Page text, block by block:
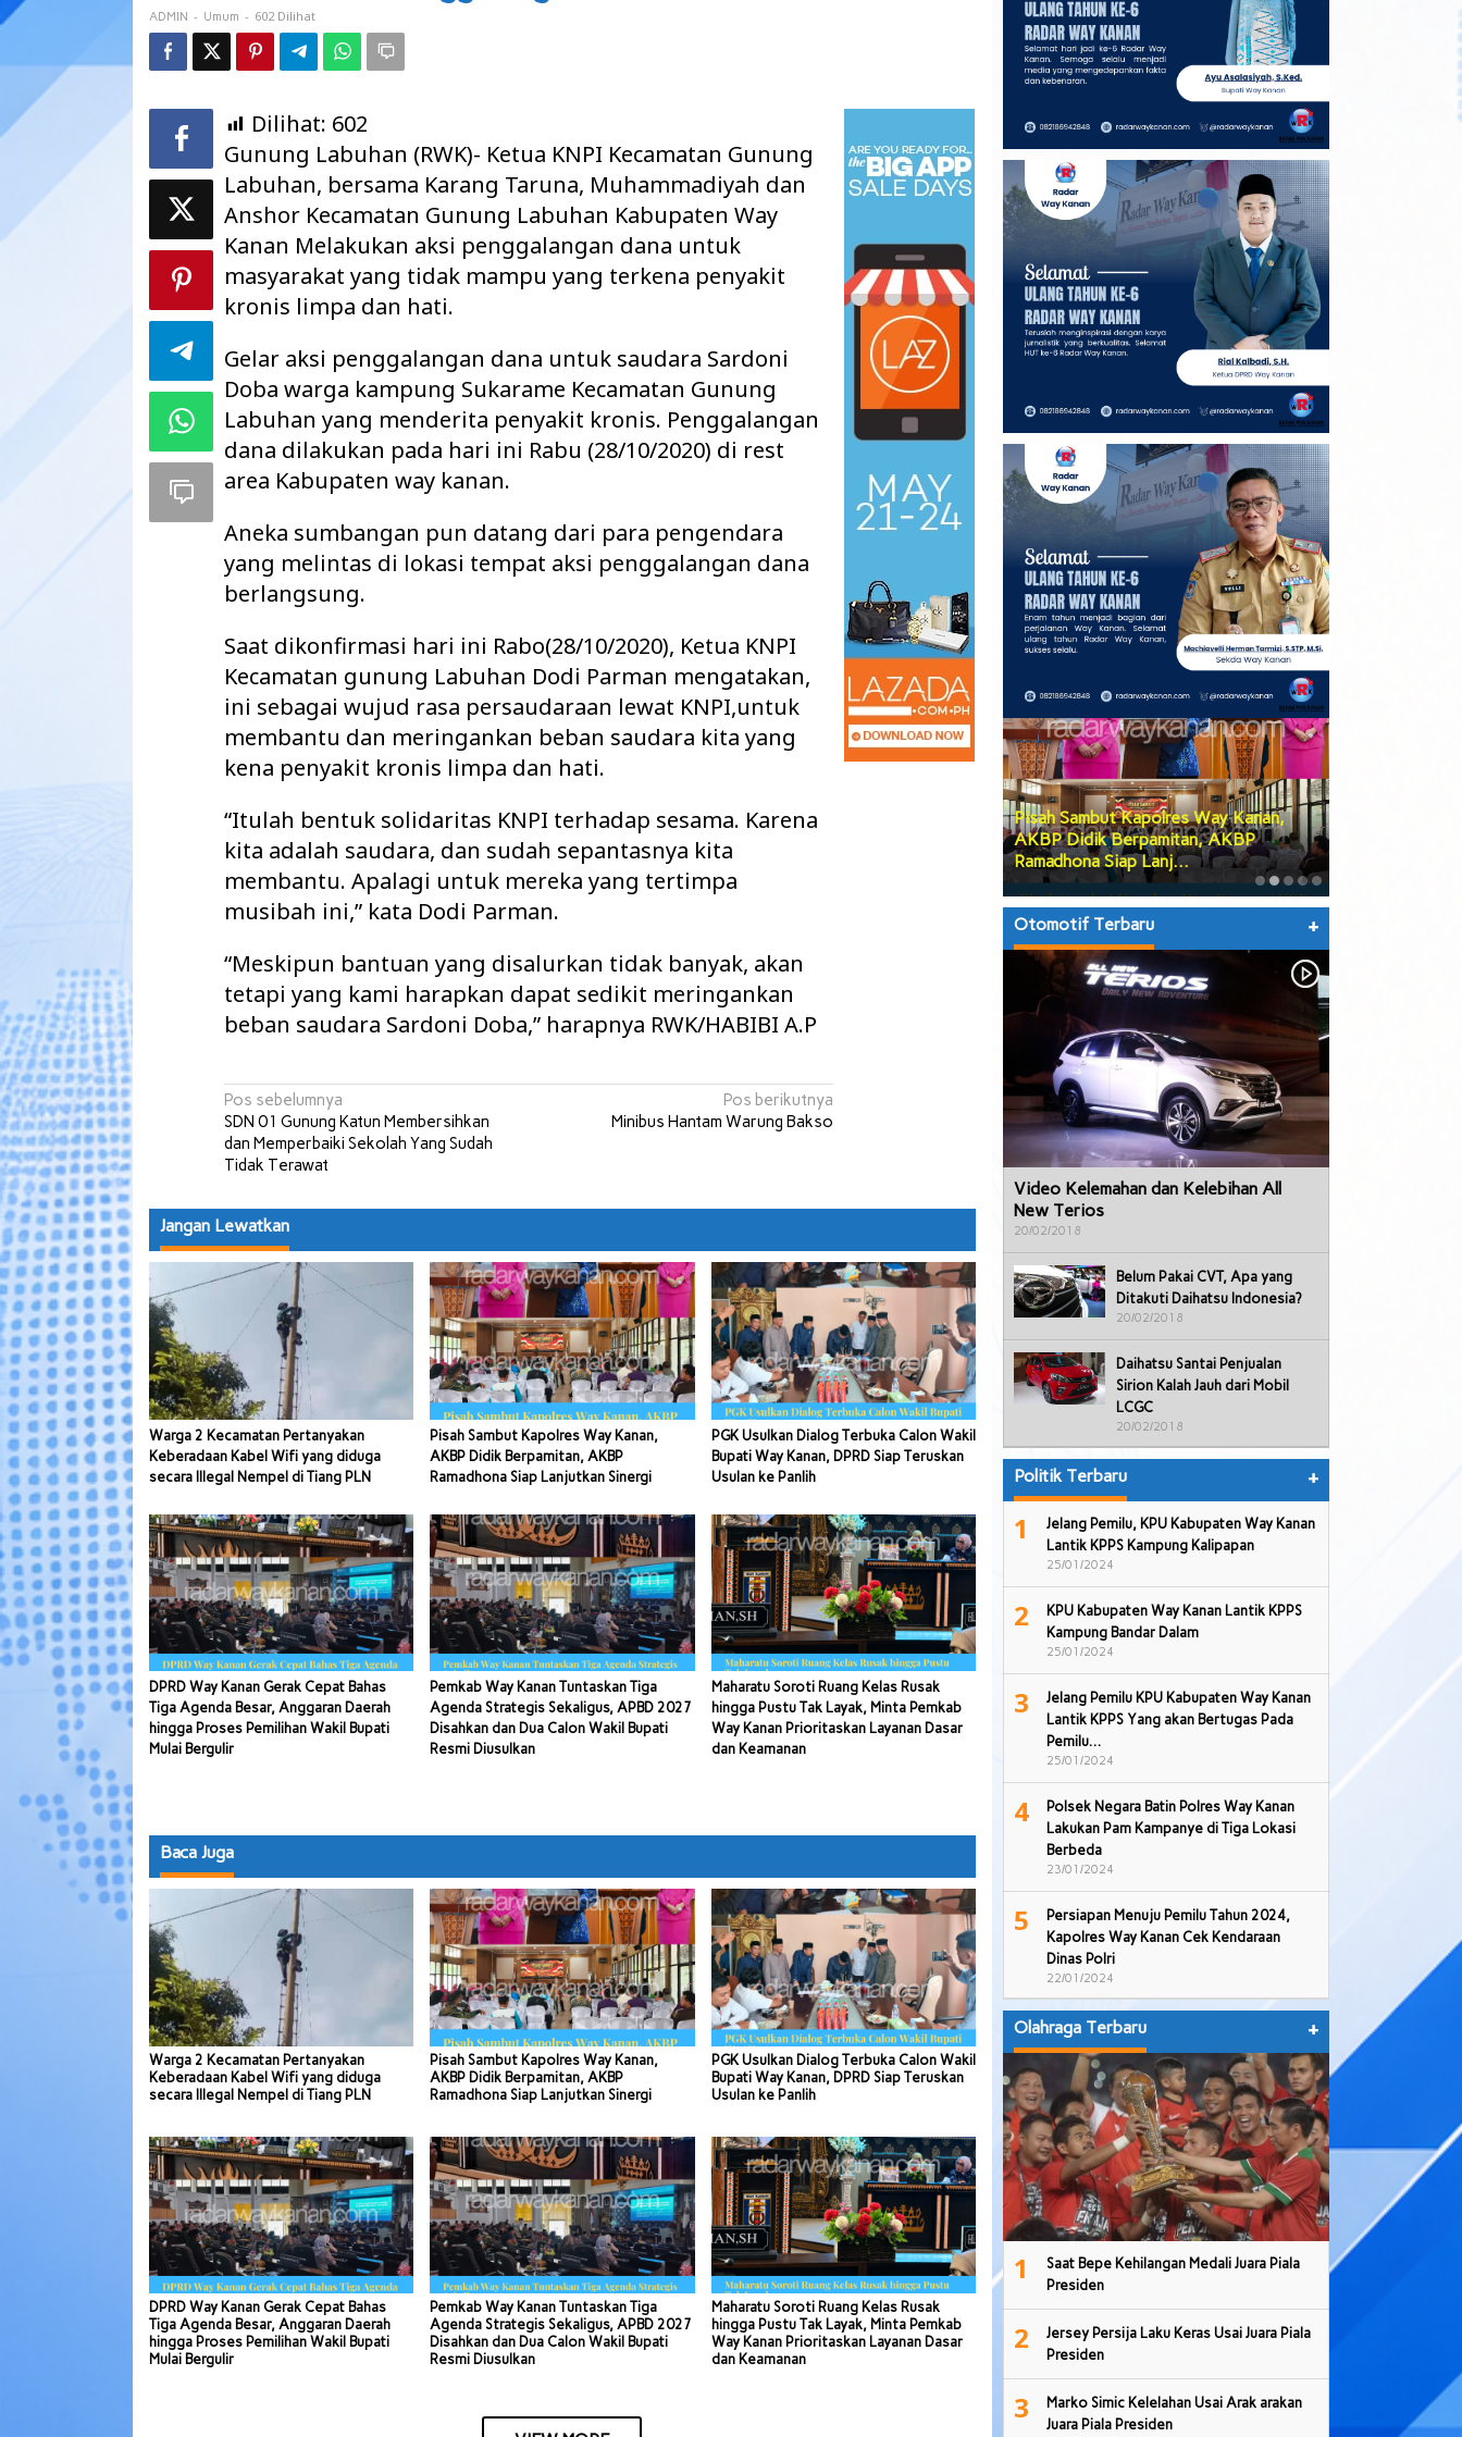
ADMIN - Umum - 602 Dilihat
Dilihat: 602
Gunung Labuhan (RWK)- Ketua KNPI Kecamatan Gunung
Labuhan, bersama Karang Taruna, Muhammadiyah dan
Anshor Kecamatan Gunung Labuhan Kabupaten Way
Kanan Melakukan aksi penggalangan dana untuk
masyarakat yang tidak mampu yang terkena penyakit
kronis limpa dan hati.
Gelar aksi penggalangan dana untuk saudara Sardoni
Doba warga kampung Sukarame Kecamatan Gunung
Labuhan yang menderita penyakit kronis. Penggalangan
dana dilakukan pada hari ini Rabu (28/10/2020) di rest
area Kabupaten way kanan.
Aneka sumbangan pun datang dari para pengendara
yang melintas di lokasi tempat aksi penggalangan dana
berlangsung.
Saat dikonfirmasi hari ini Rabo(28/10/2020), Ketua KNPI
Kecamatan gunung Labuhan Dodi Parman mengatakan,
ini sebagai wujud rasa persaudaraan lewat KNPI,untuk
membantu dan meringankan beban saudara kita yang
kena penyakit kronis limpa dan hati.
“Itulah bentuk solidaritas KNPI terhadap sesama. Karena
kita adalah saudara, dan sudah sepantasnya kita
membantu. Apalagi untuk mereka yang tertimpa
musibah ini,” kata Dodi Parman.
“Meskipun bantuan yang disalurkan tidak banyak, akan
tetapi yang kami harapkan dapat sedikit meringankan
beban saudara Sardoni Doba,” harapnya RWK/HABIBI A.P
Navigasi
pos
Pos sebelumnya
SDN 01 Gunung Katun Membersihkan
dan Memperbaiki Sekolah Yang Sudah
Tidak Terawat
Pos berikutnya
Minibus Hantam Warung Bakso
Jangan Lewatkan
Warga 2 Kecamatan Pertanyakan
Keberadaan Kabel Wifi yang diduga
secara Illegal Nempel di Tiang PLN
Pisah Sambut Kapolres Way Kanan,
AKBP Didik Berpamitan, AKBP
Ramadhona Siap Lanjutkan Sinergi
PGK Usulkan Dialog Terbuka Calon Wakil
Bupati Way Kanan, DPRD Siap Teruskan
Usulan ke Panlih
DPRD Way Kanan Gerak Cepat Bahas
Tiga Agenda Besar, Anggaran Daerah
hingga Proses Pemilihan Wakil Bupati
Mulai Bergulir
Pemkab Way Kanan Tuntaskan Tiga
Agenda Strategis Sekaligus, APBD 2027
Disahkan dan Dua Calon Wakil Bupati
Resmi Diusulkan
Maharatu Soroti Ruang Kelas Rusak
hingga Pustu Tak Layak, Minta Pemkab
Way Kanan Prioritaskan Layanan Dasar
dan Keamanan
Baca Juga
Warga 2 Kecamatan Pertanyakan
Keberadaan Kabel Wifi yang diduga
secara Illegal Nempel di Tiang PLN
Pisah Sambut Kapolres Way Kanan,
AKBP Didik Berpamitan, AKBP
Ramadhona Siap Lanjutkan Sinergi
PGK Usulkan Dialog Terbuka Calon Wakil
Bupati Way Kanan, DPRD Siap Teruskan
Usulan ke Panlih
DPRD Way Kanan Gerak Cepat Bahas
Tiga Agenda Besar, Anggaran Daerah
hingga Proses Pemilihan Wakil Bupati
Mulai Bergulir
Pemkab Way Kanan Tuntaskan Tiga
Agenda Strategis Sekaligus, APBD 2027
Disahkan dan Dua Calon Wakil Bupati
Resmi Diusulkan
Maharatu Soroti Ruang Kelas Rusak
hingga Pustu Tak Layak, Minta Pemkab
Way Kanan Prioritaskan Layanan Dasar
dan Keamanan
Pemkab Way Kanan Tuntaskan Tiga
Agenda Strategis Sekaligus, APBD
2027 Disahkan d…
Warga 2 Kecamatan Pertanyakan
Keberadaan Kabel Wifi yang diduga
secara Illegal N…
Pisah Sambut Kapolres Way Kanan,
AKBP Didik Berpamitan, AKBP
Ramadhona Siap Lanj…
Otomotif Terbaru +
Video Kelemahan dan Kelebihan All
New Terios
20/02/2018
Belum Pakai CVT, Apa yang
Ditakuti Daihatsu Indonesia?
20/02/2018
Daihatsu Santai Penjualan
Sirion Kalah Jauh dari Mobil
LCGC
20/02/2018
Politik Terbaru +
1
Jelang Pemilu, KPU Kabupaten Way Kanan
Lantik KPPS Kampung Kalipapan
25/01/2024
2
KPU Kabupaten Way Kanan Lantik KPPS
Kampung Bandar Dalam
25/01/2024
3
Jelang Pemilu KPU Kabupaten Way Kanan
Lantik KPPS Yang akan Bertugas Pada
Pemilu…
25/01/2024
4
Polsek Negara Batin Polres Way Kanan
Lakukan Pam Kampanye di Tiga Lokasi
Berbeda
23/01/2024
5
Persiapan Menuju Pemilu Tahun 2024,
Kapolres Way Kanan Cek Kendaraan
Dinas Polri
22/01/2024
Olahraga Terbaru +
1
Saat Bepe Kehilangan Medali Juara Piala
Presiden
2
Jersey Persija Laku Keras Usai Juara Piala
Presiden
3
Marko Simic Kelelahan Usai Arak arakan
Juara Piala Presiden